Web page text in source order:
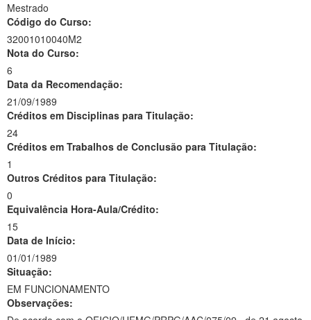
Mestrado
Código do Curso:
32001010040M2
Nota do Curso:
6
Data da Recomendação:
21/09/1989
Créditos em Disciplinas para Titulação:
24
Créditos em Trabalhos de Conclusão para Titulação:
1
Outros Créditos para Titulação:
0
Equivalência Hora-Aula/Crédito:
15
Data de Início:
01/01/1989
Situação:
EM FUNCIONAMENTO
Observações: